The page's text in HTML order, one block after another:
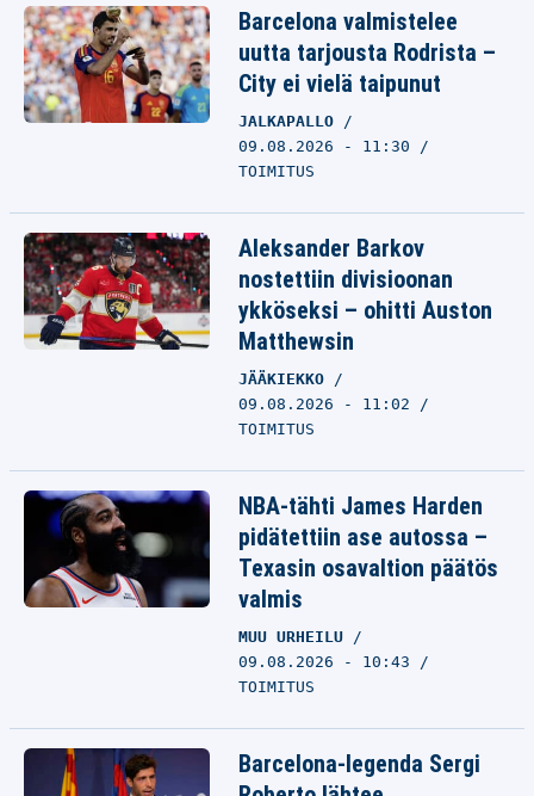
Barcelona valmistelee
uutta tarjousta Rodrista –
City ei vielä taipunut
JALKAPALLO
09.08.2026 - 11:30
TOIMITUS
Aleksander Barkov
nostettiin divisioonan
ykköseksi – ohitti Auston
Matthewsin
JÄÄKIEKKO
09.08.2026 - 11:02
TOIMITUS
NBA-tähti James Harden
pidätettiin ase autossa –
Texasin osavaltion päätös
valmis
MUU URHEILU
09.08.2026 - 10:43
TOIMITUS
Barcelona-legenda Sergi